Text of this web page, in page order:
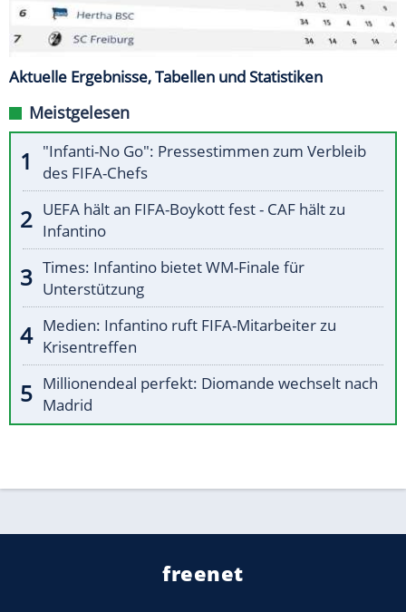
Aktuelle Ergebnisse, Tabellen und Statistiken
Meistgelesen
"Infanti-No Go": Pressestimmen zum Verbleib
des FIFA-Chefs
UEFA hält an FIFA-Boykott fest - CAF hält zu
Infantino
Times: Infantino bietet WM-Finale für
Unterstützung
Medien: Infantino ruft FIFA-Mitarbeiter zu
Krisentreffen
Millionendeal perfekt: Diomande wechselt nach
Madrid
freenet